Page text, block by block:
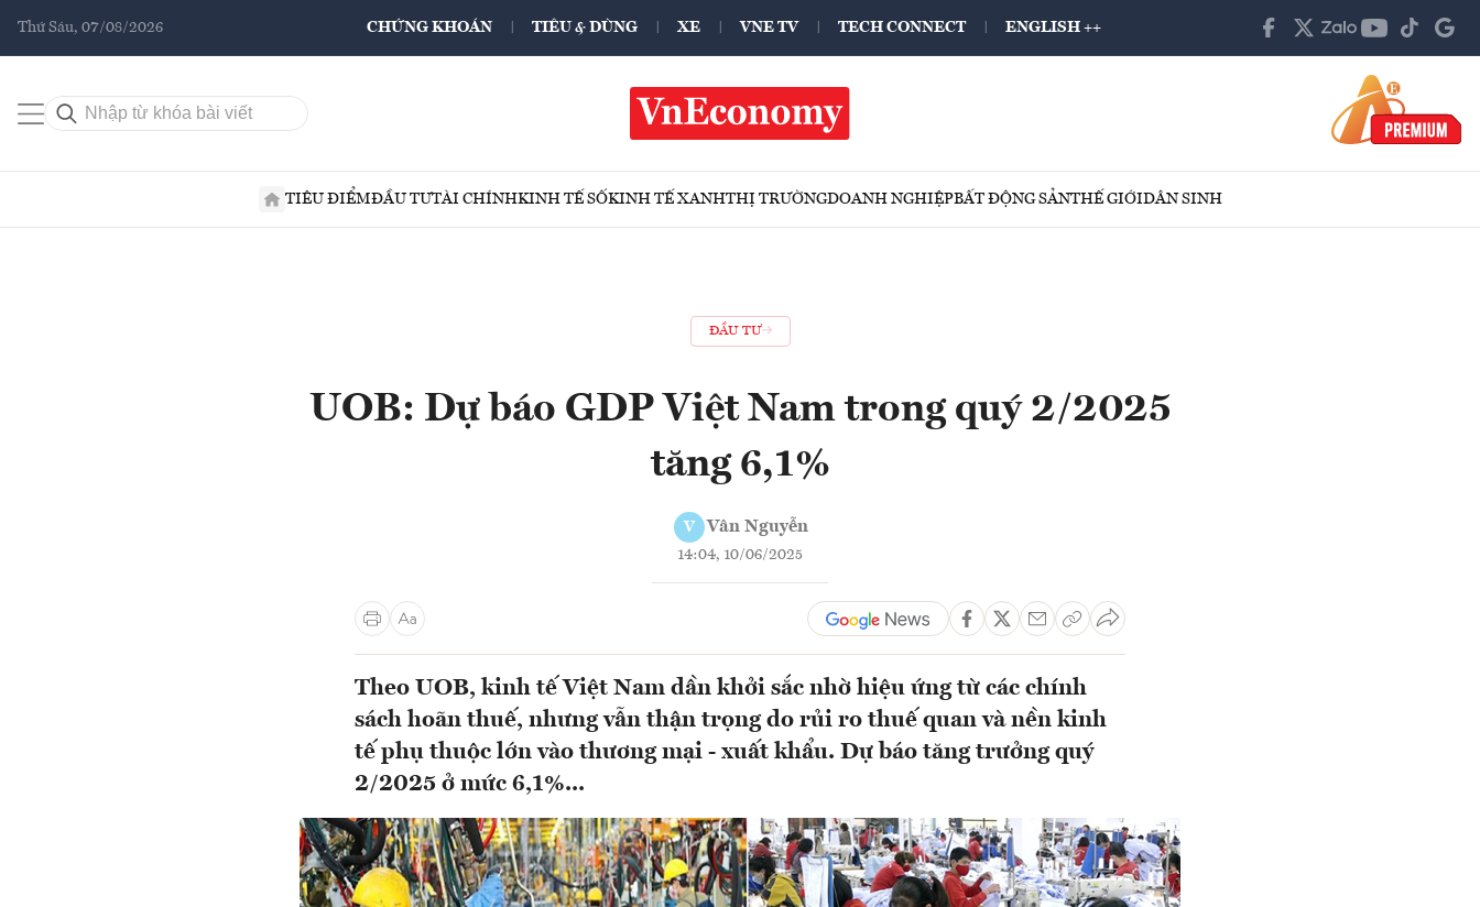
Thứ Sáu, 07/08/2026 CHỨNG KHOÁN TIÊU & DÙNG XE VNE TV TECH CONNECT ENGLISH ++
TIÊU ĐIỂMĐẦU TƯTÀI CHÍNHKINH TẾ SỐKINH TẾ XANHTHỊ TRƯỜNGDOANH NGHIỆPBẤT ĐỘNG SẢNTHẾ GIỚIDÂN SINH
ĐẦU TƯ
UOB: Dự báo GDP Việt Nam trong quý 2/2025
tăng 6,1%
V Vân Nguyễn
14:04, 10/06/2025
Theo UOB, kinh tế Việt Nam dần khởi sắc nhờ hiệu ứng từ các chính
sách hoãn thuế, nhưng vẫn thận trọng do rủi ro thuế quan và nền kinh
tế phụ thuộc lớn vào thương mại - xuất khẩu. Dự báo tăng trưởng quý
2/2025 ở mức 6,1%...